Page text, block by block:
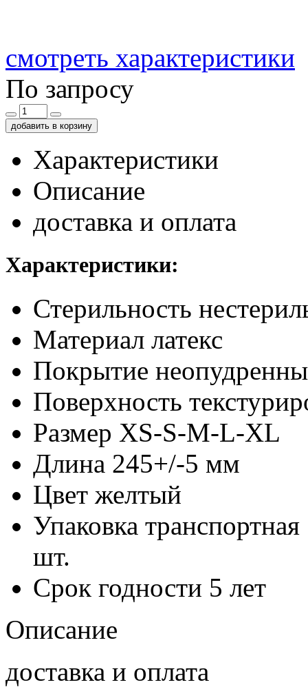
смотреть характеристики
По запросу
добавить в корзину
Характеристики
Описание
доставка и оплата
Характеристики:
Стерильность
Материал латекс
Покрытие
Поверхность
Размер XS-S-M-L-XL
Длина 245+/-5 мм
Цвет желтый
Упаковка транспортная
шт.
Срок годности 5 лет
Описание
доставка и оплата